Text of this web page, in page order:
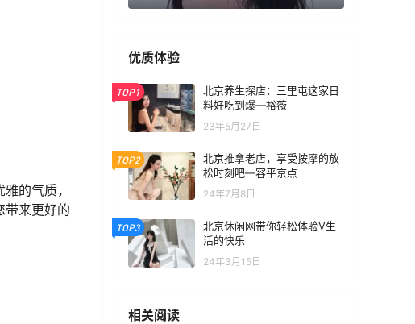
的气质，
带来更好的
优质体验
TOP1
北京养生探店：三里屯这家日
料好吃到爆—裕薇
23年5月27日
TOP2
北京推拿老店，享受按摩的放
松时刻吧—容平京点
24年7月8日
TOP3
北京休闲网带你轻松体验V生
活的快乐
24年3月15日
相关阅读